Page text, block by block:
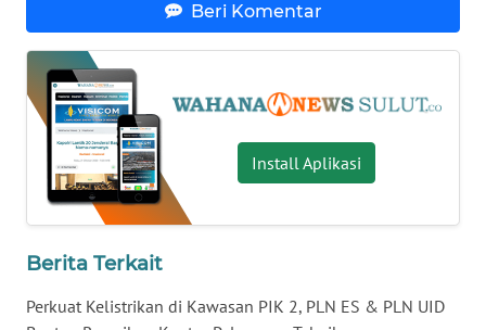
Beri Komentar
Install Aplikasi
Berita Terkait
Perkuat Kelistrikan di Kawasan PIK 2, PLN ES & PLN UID
WN
JOGJA
WN
JATIM
WN
WN
KALBAR